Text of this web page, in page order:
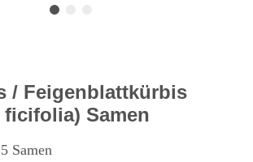
/ Feigenblattkürbis
Samen
Samen